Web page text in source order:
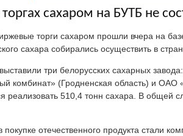
сахаром на БУТБ не
торги сахаром прошли вчера на
сахара собирались осуществить в
три белорусских сахарных
комбинат» (Гродненская область) и ОАО
реализовать 510,4 тонн сахара. В общей
отечественного продукта стали